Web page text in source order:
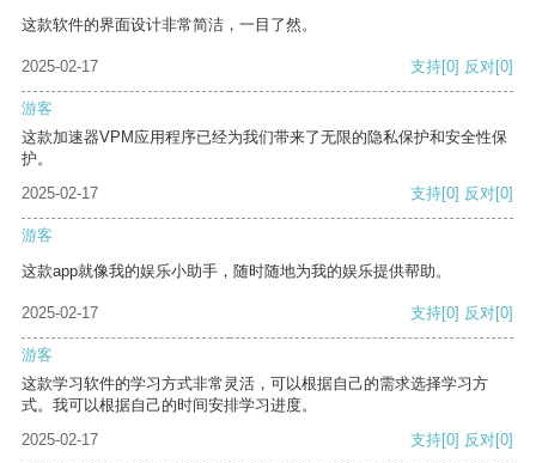
这款软件的界面设计非常简洁，一目了然。
2025-02-17 支持[0] 反对[0]
游客
这款加速器VPM应用程序已经为我们带来了无限的隐私保护和安全性保
护。
2025-02-17
支持[0] 反对[0]
游客
这款app就像我的娱乐小助手，随时随地为我的娱乐提供帮助。
2025-02-17 支持[0] 反对[0]
游客
这款学习软件的学习方式非常灵活，可以根据自己的需求选择学习方
式。我可以根据自己的时间安排学习进度。
2025-02-17
支持[0] 反对[0]